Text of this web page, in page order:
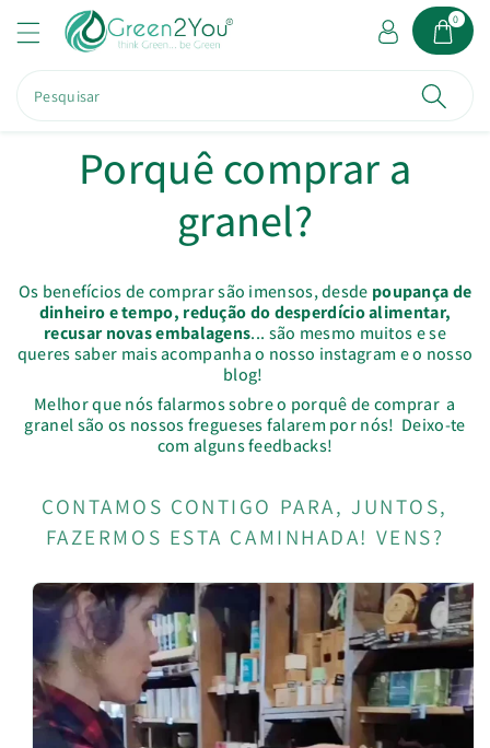
o
n
Pesquisar
0
Porquê comprar a
granel?
Os benefícios de comprar são imensos, desde poupança de
dinheiro e tempo, redução do desperdício alimentar,
recusar novas embalagens... são mesmo muitos e se
queres saber mais acompanha o nosso instagram e o nosso
blog!
Melhor que nós falarmos sobre o porquê de comprar a
granel são os nossos fregueses falarem por nós! Deixo-te
com alguns feedbacks!
CONTAMOS CONTIGO PARA, JUNTOS,
FAZERMOS ESTA CAMINHADA! VENS?